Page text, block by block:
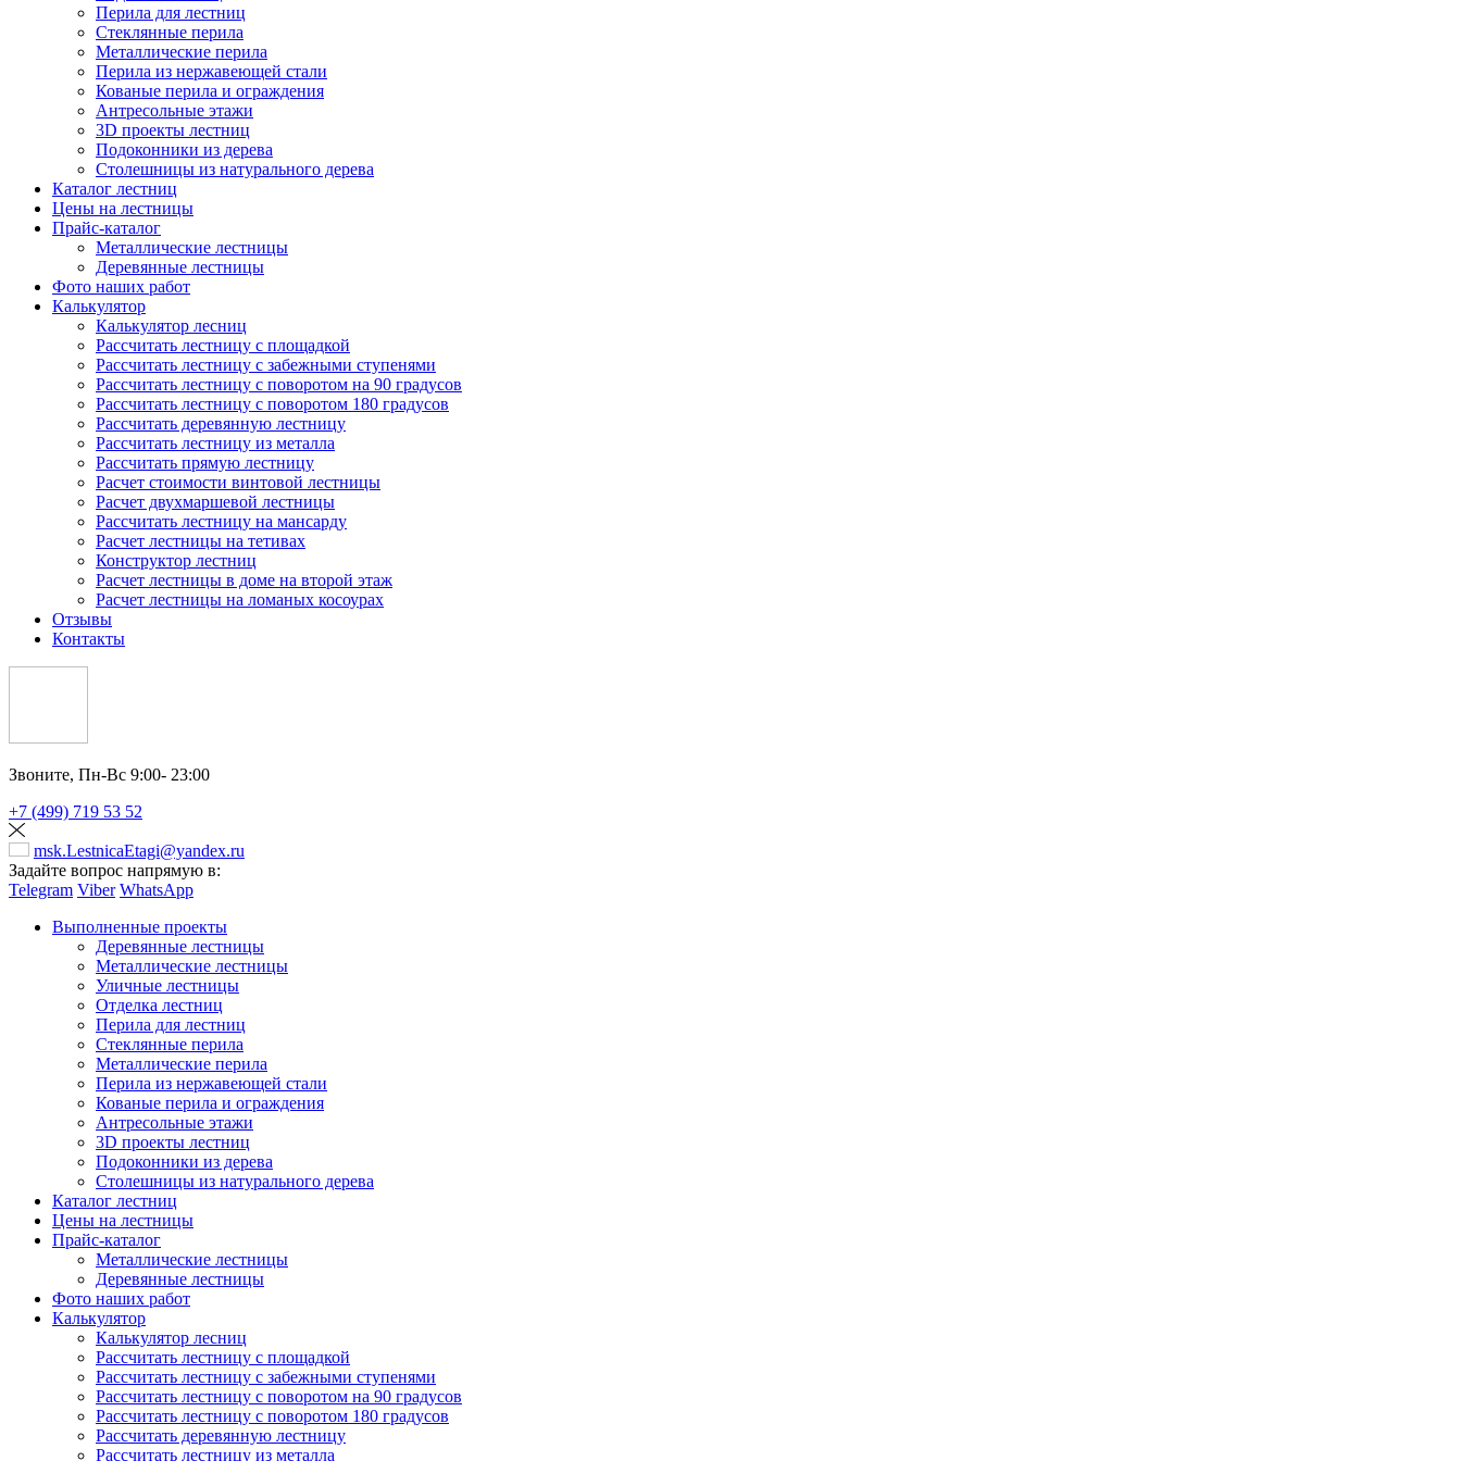
Перила для лестниц
Стеклянные перила
Металлические перила
Перила из нержавеющей стали
Кованые перила и ограждения
Антресольные этажи
3D проекты лестниц
Подоконники из дерева
Столешницы из натурального дерева
Каталог лестниц
Цены на лестницы
Прайс-каталог
Металлические лестницы
Деревянные лестницы
Фото наших работ
Калькулятор
Калькулятор лесниц
Рассчитать лестницу с площадкой
Рассчитать лестницу с забежными ступенями
Рассчитать лестницу с поворотом на 90 градусов
Рассчитать лестницу с поворотом 180 градусов
Рассчитать деревянную лестницу
Рассчитать лестницу из металла
Рассчитать прямую лестницу
Расчет стоимости винтовой лестницы
Расчет двухмаршевой лестницы
Рассчитать лестницу на мансарду
Расчет лестницы на тетивах
Конструктор лестниц
Расчет лестницы в доме на второй этаж
Расчет лестницы на ломаных косоурах
Отзывы
Контакты
Звоните, Пн-Вс 9:00- 23:00
+7 (499) 719 53 52
msk.LestnicaEtagi@yandex.ru
Задайте вопрос напрямую в:
Telegram Viber WhatsApp
Выполненные проекты
Деревянные лестницы
Металлические лестницы
Уличные лестницы
Отделка лестниц
Перила для лестниц
Стеклянные перила
Металлические перила
Перила из нержавеющей стали
Кованые перила и ограждения
Антресольные этажи
3D проекты лестниц
Подоконники из дерева
Столешницы из натурального дерева
Каталог лестниц
Цены на лестницы
Прайс-каталог
Металлические лестницы
Деревянные лестницы
Фото наших работ
Калькулятор
Калькулятор лесниц
Рассчитать лестницу с площадкой
Рассчитать лестницу с забежными ступенями
Рассчитать лестницу с поворотом на 90 градусов
Рассчитать лестницу с поворотом 180 градусов
Рассчитать деревянную лестницу
Рассчитать лестницу из металла